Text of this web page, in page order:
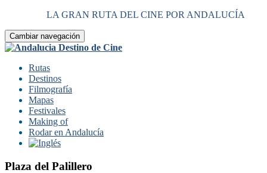
LA GRAN RUTA DEL CINE POR ANDALUCÍA
Cambiar navegación
Rutas
Destinos
Filmografía
Mapas
Festivales
Making of
Rodar en Andalucía
Plaza del Palillero